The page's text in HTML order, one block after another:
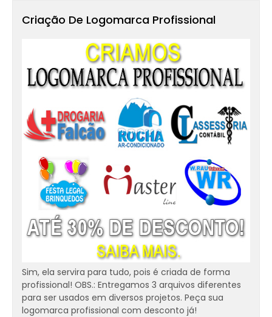
Criação De Logomarca Profissional
Sim, ela servira para tudo, pois é criada de forma
profissional! OBS.: Entregamos 3 arquivos diferentes
para ser usados em diversos projetos. Peça sua
logomarca profissional com desconto já!